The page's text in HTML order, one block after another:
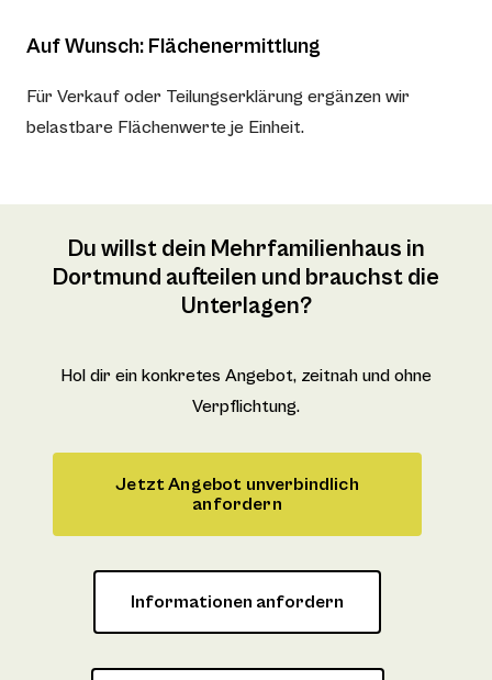
Auf Wunsch: Flächenermittlung
Für Verkauf oder Teilungserklärung ergänzen wir
belastbare Flächenwerte je Einheit.
Du willst dein Mehrfamilienhaus in
Dortmund aufteilen und brauchst die
Unterlagen?
Hol dir ein konkretes Angebot, zeitnah und ohne
Verpflichtung.
Jetzt Angebot unverbindlich
anfordern
Informationen anfordern